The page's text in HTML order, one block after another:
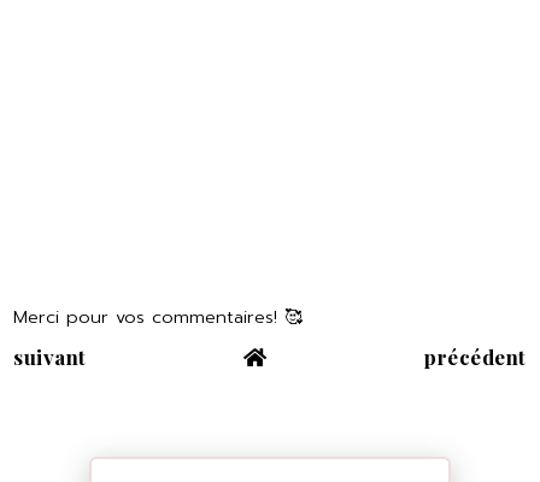
Merci pour vos commentaires! 🥰
suivant
précédent